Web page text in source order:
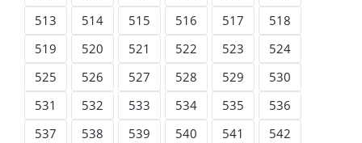
513
514 515 516 517
518
519
520 521 522 523
524
525
526 527 528 529
530
531
532 533 534 535
536
537
538 539 540 541
542